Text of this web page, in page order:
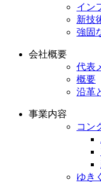
イン
新技
強固
会社概要
代表
概要
沿革
事業内容
コン
ゆき